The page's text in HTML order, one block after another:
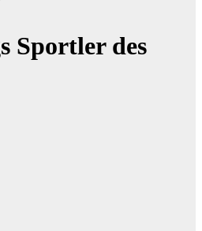
Sportler des